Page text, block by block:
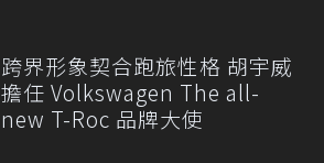
跨界形象契合跑旅性格 胡宇威
擔任 Volkswagen The all-
new T-Roc 品牌大使